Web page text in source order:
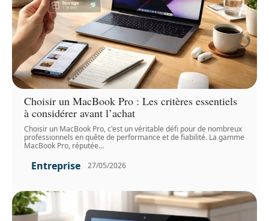
Choisir un MacBook Pro : Les critères essentiels
à considérer avant l’achat
Choisir un MacBook Pro, c'est un véritable défi pour de nombreux
professionnels en quête de performance et de fiabilité. La gamme
MacBook Pro, réputée…
Entreprise 27/05/2026